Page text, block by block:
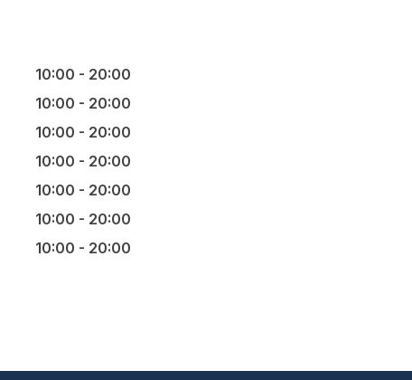
10:00 - 20:00
10:00 - 20:00
10:00 - 20:00
10:00 - 20:00
10:00 - 20:00
10:00 - 20:00
10:00 - 20:00